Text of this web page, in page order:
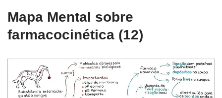
Mapa Mental sobre
farmacocinética (12)